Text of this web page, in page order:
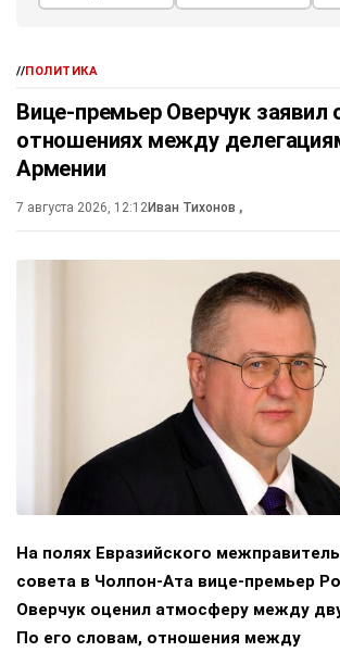
//ПОЛИТИКА
Вице-премьер Оверчук заявил
отношениях между
Армении
7 августа 2026, 12:12Иван Тихонов ,
На полях Евразийского
совета в Чолпон-Ата вице-премьер
Оверчук оценил атмосферу между
По его словам, отношения между